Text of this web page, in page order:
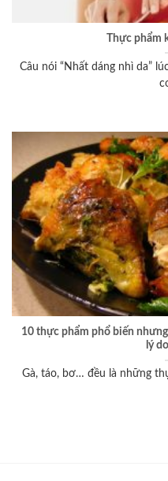
Thực phẩm
Câu nói “Nhất dáng nhì da”
10 thực phẩm phổ biến
lý
Gà, táo, bơ… đều là những